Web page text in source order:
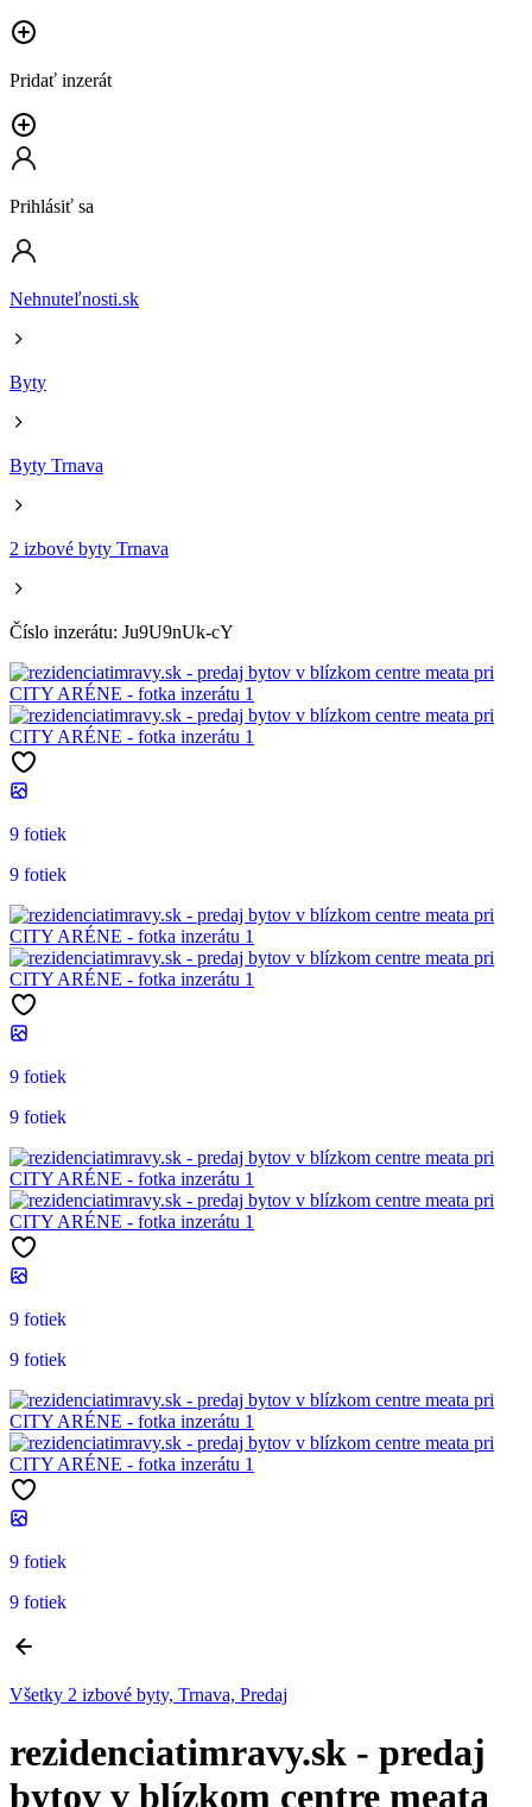
Pridať inzerát
Prihlásiť sa
Nehnuteľnosti.sk
Byty
Byty Trnava
2 izbové byty Trnava
Číslo inzerátu: Ju9U9nUk-cY
9 fotiek
9 fotiek
9 fotiek
9 fotiek
9 fotiek
9 fotiek
9 fotiek
9 fotiek
Všetky 2 izbové byty, Trnava, Predaj
rezidenciatimravy.sk - predaj
bytov v blízkom centre meata